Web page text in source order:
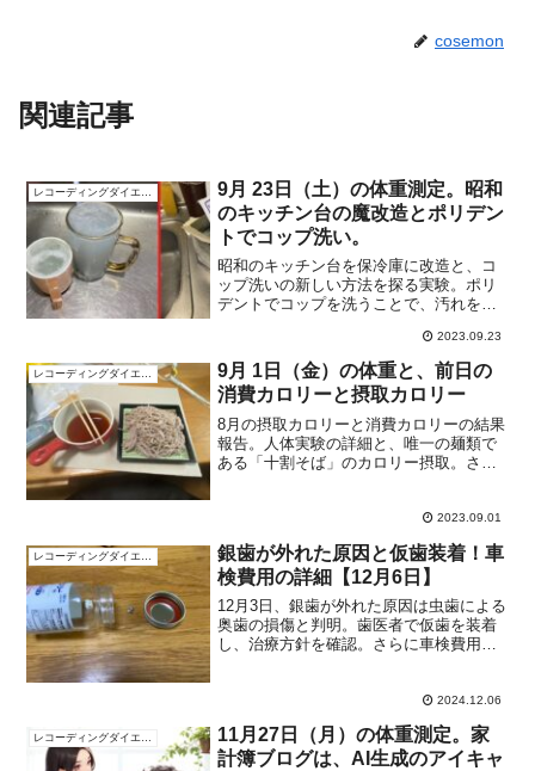
cosemon
関連記事
レコーディングダイエット
9月 23日（土）の体重測定。昭和
のキッチン台の魔改造とポリデン
トでコップ洗い。
昭和のキッチン台を保冷庫に改造と、コ
ップ洗いの新しい方法を探る実験。ポリ
デントでコップを洗うことで、汚れを効
てみて、新たな洗い方の可能性を探しま
しょう。
2023.09.23
レコーディングダイエット
9月 1日（金）の体重と、前日の
消費カロリーと摂取カロリー
8月の摂取カロリーと消費カロリーの結果
報告。人体実験の詳細と、唯一の麺類で
ある「十割そば」のカロリー摂取。さら
2023.09.01
レコーディングダイエット
銀歯が外れた原因と仮歯装着！車
検費用の詳細【12月6日】
12月3日、銀歯が外れた原因は虫歯による
奥歯の損傷と判明。歯医者で仮歯を装着
し、治療方針を確認。さらに車検費用の
2024.12.06
レコーディングダイエット
11月27日（月）の体重測定。家
計簿ブログは、AI生成のアイキャ